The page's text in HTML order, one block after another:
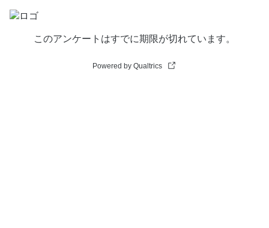
このアンケートはすでに期限が切れています。
Powered by Qualtrics